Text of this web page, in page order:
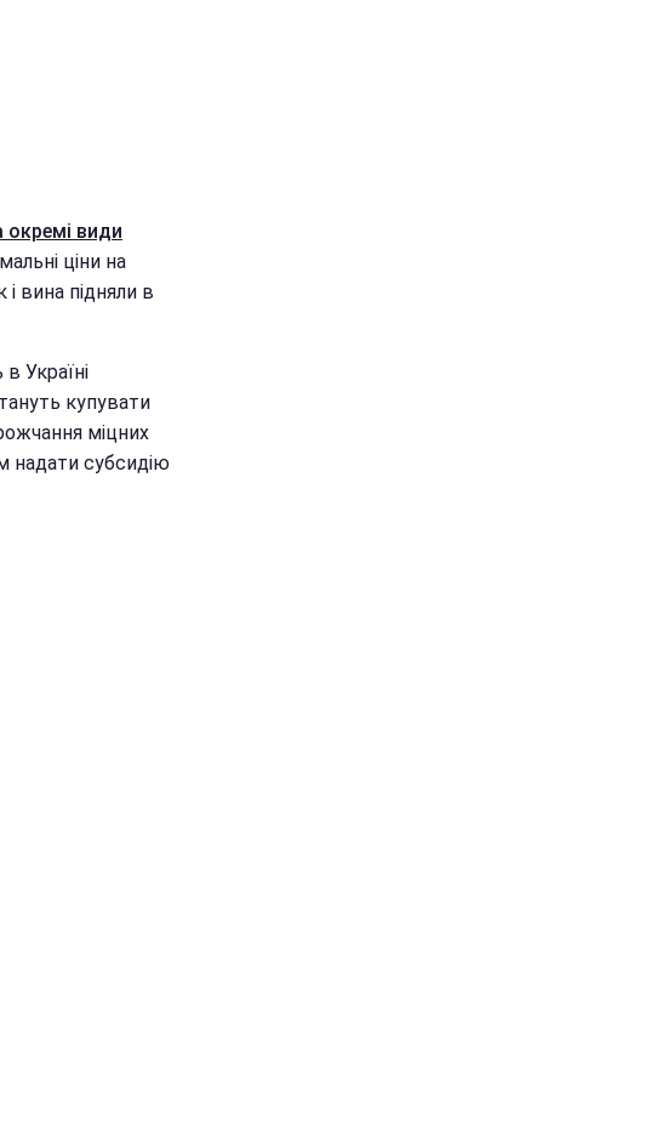
окремі види
ціни на
і вина підняли в
Україні
купувати
міцних
надати субсидію